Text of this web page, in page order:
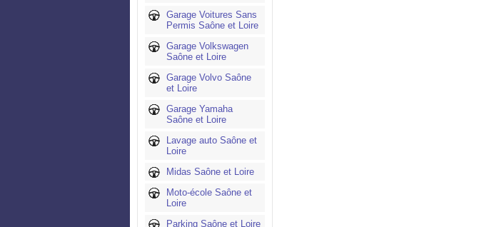
Garage Voitures Sans
Permis Saône et Loire
Garage Volkswagen
Saône et Loire
Garage Volvo Saône
et Loire
Garage Yamaha
Saône et Loire
Lavage auto Saône et
Loire
Midas Saône et Loire
Moto-école Saône et
Loire
Parking Saône et Loire